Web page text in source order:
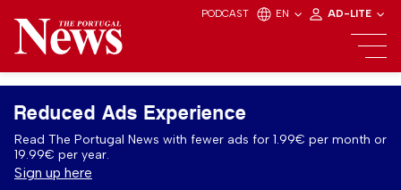
PODCAST EN AD-LITE
Reduced Ads Experience
Read The Portugal News with fewer ads for 1.99€ per month or
19.99€ per year.
Sign up here